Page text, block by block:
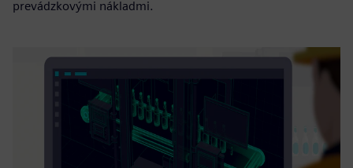
prevádzkovými nákladmi.